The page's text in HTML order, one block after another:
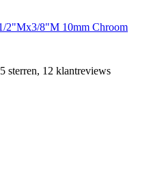
2"Mx3/8"M 10mm Chroom
sterren, 12 klantreviews